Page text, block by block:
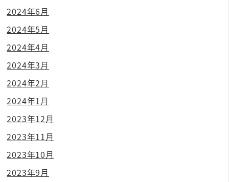
2024年6月
2024年5月
2024年4月
2024年3月
2024年2月
2024年1月
2023年12月
2023年11月
2023年10月
2023年9月